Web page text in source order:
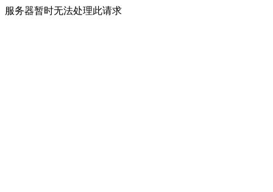
服务器暂时无法处理此请求